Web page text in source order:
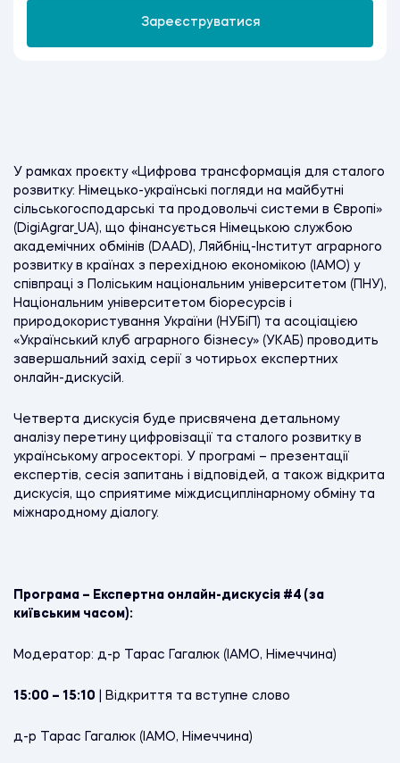
У рамках проєкту «Цифрова трансформація для сталого
розвитку: Німецько-українські погляди на майбутні
сільськогосподарські та продовольчі системи в Європі»
(DigiAgrar_UA), що фінансується Німецькою службою
академічних обмінів (DAAD), Ляйбніц-Інститут аграрного
розвитку в країнах з перехідною економікою (IAMO) у
співпраці з Поліським національним університетом (ПНУ),
Національним університетом біоресурсів і
природокористування України (НУБіП) та aсоціацією
«Український клуб аграрного бізнесу» (УКАБ) проводить
завершальний захід серії з чотирьох експертних
онлайн-дискусій.
Четверта дискусія буде присвячена детальному
аналізу перетину цифровізації та сталого розвитку в
українському агросекторі. У програмі – презентації
експертів, сесія запитань і відповідей, а також відкрита
дискусія, що сприятиме міждисциплінарному обміну та
міжнародному діалогу.
Програма – Експертна онлайн-дискусія #4 (за
київським часом):
Модератор: д-р Тарас Гагалюк (IAMO, Німеччина)
15:00 – 15:10 | Відкриття та вступне слово
д-р Тарас Гагалюк (IAMO, Німеччина)
Зареєструватися